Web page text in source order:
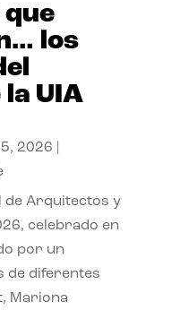
los
UIA
2026
de Arquitectos y
celebrado en
por un
de diferentes
Mariona